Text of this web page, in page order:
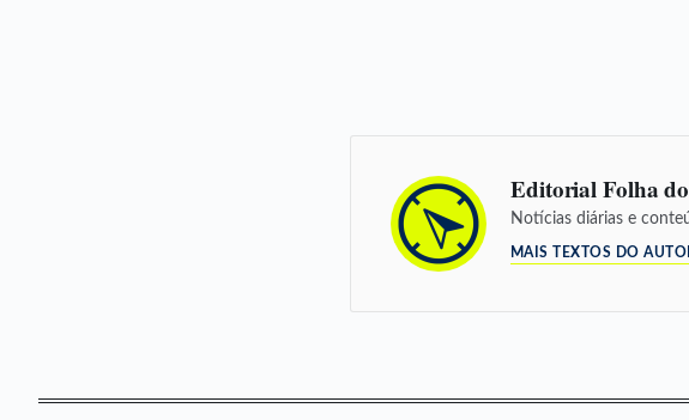
Editorial Folha
Notícias diárias e
MAIS TEXTOS DO